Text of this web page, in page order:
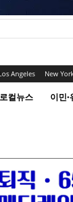
Angeles New
로컬뉴스 이민·